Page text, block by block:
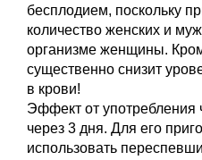
бесплодием, поскольку
количество женских и
организме женщины.
существенно снизит
в крови!
Эффект от употребления
через 3 дня. Для его
использовать